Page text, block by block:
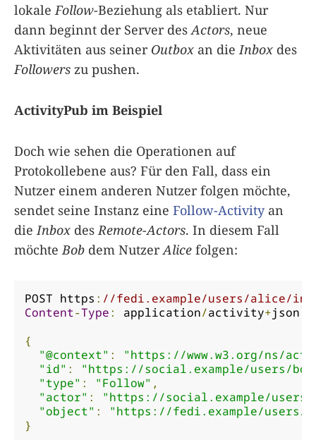
lokale Follow-Beziehung als etabliert. Nur
dann beginnt der Server des Actors, neue
Aktivitäten aus seiner Outbox an die Inbox des
Followers zu pushen.
ActivityPub im Beispiel
Doch wie sehen die Operationen auf
Protokollebene aus? Für den Fall, dass ein
Nutzer einem anderen Nutzer folgen möchte,
sendet seine Instanz eine Follow-Activity an
die Inbox des Remote-Actors. In diesem Fall
möchte Bob dem NutzerAlice folgen:
POST https : //fedi.example/users/alice/
Content-Type: application/activity+json
{
"@context" :
"https://www.w3.org/ns/
"id" :
"https://social.example/users/
"type" : "Follow" ,
"actor" :
"https://social.example/users/
"object" :
"https://fedi.example/users/
}